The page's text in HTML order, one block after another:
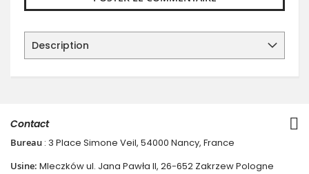
Description
Contact
Bureau : 3 Place Simone Veil, 54000 Nancy, France
Usine: Mleczków ul. Jana Pawła II, 26-652 Zakrzew Pologne